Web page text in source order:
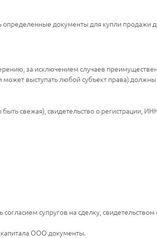
определенные документы для купли
за исключением случаев
выступать любой субъект права)
свежая), свидетельство о регистрации,
супругов на сделку,
ООО документы.